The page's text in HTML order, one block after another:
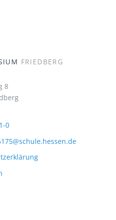
FRIEDBERG
8
0